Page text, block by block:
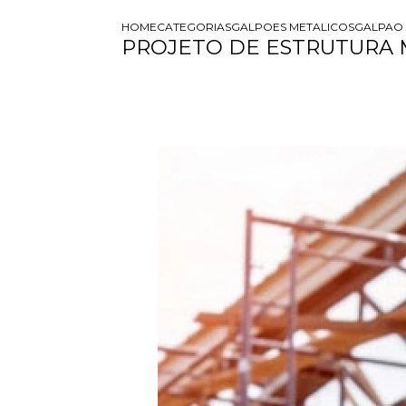
HOMECATEGORIASGALPOES METALICOSGALPAO
PROJETO DE